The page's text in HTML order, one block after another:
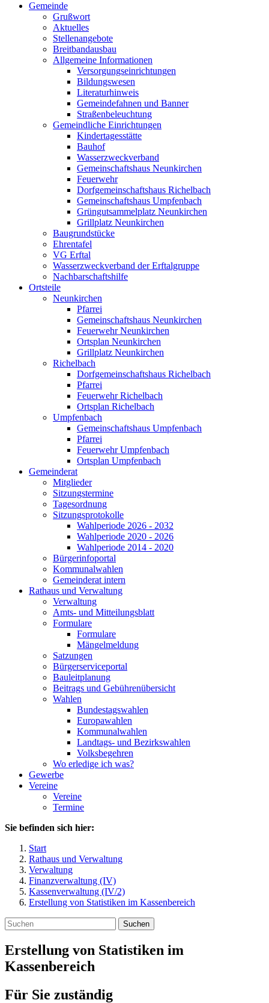
Gemeinde
Grußwort
Aktuelles
Stellenangebote
Breitbandausbau
Allgemeine Informationen
Versorgungseinrichtungen
Bildungswesen
Literaturhinweis
Gemeindefahnen und Banner
Straßenbeleuchtung
Gemeindliche Einrichtungen
Kindertagesstätte
Bauhof
Wasserzweckverband
Gemeinschaftshaus Neunkirchen
Feuerwehr
Dorfgemeinschaftshaus Richelbach
Gemeinschaftshaus Umpfenbach
Grüngutsammelplatz Neunkirchen
Grillplatz Neunkirchen
Baugrundstücke
Ehrentafel
VG Erftal
Wasserzweckverband der Erftalgruppe
Nachbarschaftshilfe
Ortsteile
Neunkirchen
Pfarrei
Gemeinschaftshaus Neunkirchen
Feuerwehr Neunkirchen
Ortsplan Neunkirchen
Grillplatz Neunkirchen
Richelbach
Dorfgemeinschaftshaus Richelbach
Pfarrei
Feuerwehr Richelbach
Ortsplan Richelbach
Umpfenbach
Gemeinschaftshaus Umpfenbach
Pfarrei
Feuerwehr Umpfenbach
Ortsplan Umpfenbach
Gemeinderat
Mitglieder
Sitzungstermine
Tagesordnung
Sitzungsprotokolle
Wahlperiode 2026 - 2032
Wahlperiode 2020 - 2026
Wahlperiode 2014 - 2020
Bürgerinfoportal
Kommunalwahlen
Gemeinderat intern
Rathaus und Verwaltung
Verwaltung
Amts- und Mitteilungsblatt
Formulare
Formulare
Mängelmeldung
Satzungen
Bürgerserviceportal
Bauleitplanung
Beitrags und Gebührenübersicht
Wahlen
Bundestagswahlen
Europawahlen
Kommunalwahlen
Landtags- und Bezirkswahlen
Volksbegehren
Wo erledige ich was?
Gewerbe
Vereine
Vereine
Termine
Sie befinden sich hier:
Start
Rathaus und Verwaltung
Verwaltung
Finanzverwaltung (IV)
Kassenverwaltung (IV/2)
Erstellung von Statistiken im Kassenbereich
Suchen
Erstellung von Statistiken im
Kassenbereich
Für Sie zuständig